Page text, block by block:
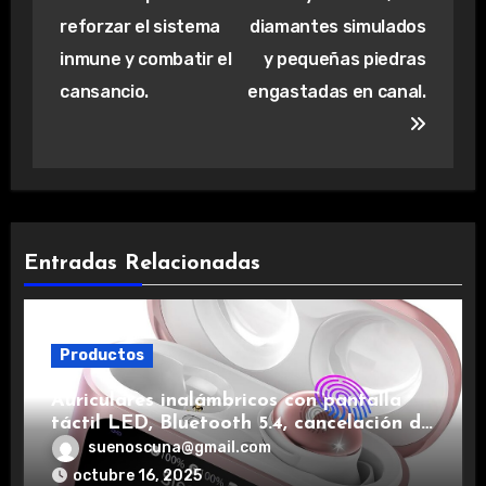
reforzar el sistema
inmune y combatir el
cansancio.
diamantes simulados
y pequeñas piedras
engastadas en canal.
Entradas Relacionadas
Productos
Auriculares inalámbricos con pantalla
táctil LED, Bluetooth 5.4, cancelación de
ruido, impermeables y de larga duración.
suenoscuna@gmail.com
octubre 16, 2025